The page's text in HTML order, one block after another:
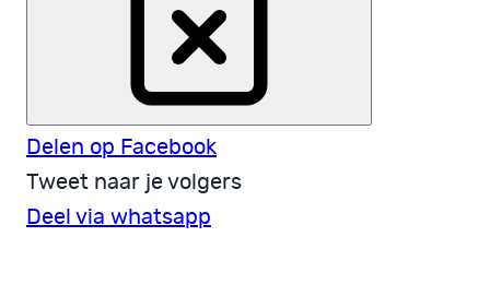
Delen op Facebook
Tweet naar je volgers
Deel via whatsapp